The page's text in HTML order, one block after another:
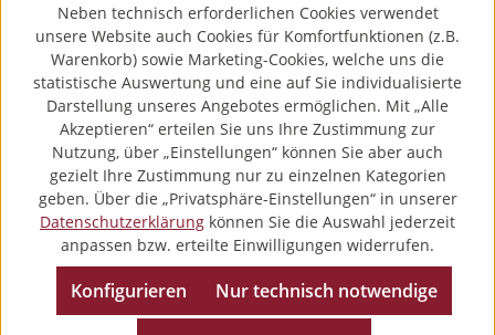
Neben technisch erforderlichen Cookies verwendet
unsere Website auch Cookies für Komfortfunktionen (z.B.
Warenkorb) sowie Marketing-Cookies, welche uns die
statistische Auswertung und eine auf Sie individualisierte
Darstellung unseres Angebotes ermöglichen. Mit „Alle
Akzeptieren“ erteilen Sie uns Ihre Zustimmung zur
Nutzung, über „Einstellungen“ können Sie aber auch
gezielt Ihre Zustimmung nur zu einzelnen Kategorien
geben. Über die „Privatsphäre-Einstellungen“ in unserer
Datenschutzerklärung können Sie die Auswahl jederzeit
anpassen bzw. erteilte Einwilligungen widerrufen.
Nur technisch notwendige
Konfigurieren